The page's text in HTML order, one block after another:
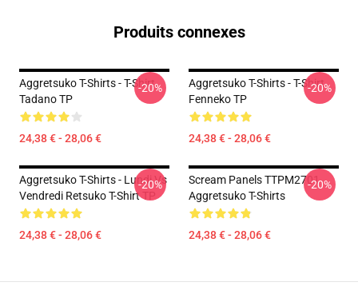
Produits connexes
Aggretsuko T-Shirts - T-Shirt
Tadano TP
24,38 € - 28,06 €
-20%
Aggretsuko T-Shirts - T-Shirt
Fenneko TP
24,38 € - 28,06 €
-20%
Aggretsuko T-Shirts - Lundi Vs
Vendredi Retsuko T-Shirt TP
24,38 € - 28,06 €
-20%
Scream Panels TTPM2701
Aggretsuko T-Shirts
24,38 € - 28,06 €
-20%